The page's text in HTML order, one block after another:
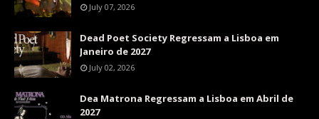
July 07, 2026
Dead Poet Society Regressam a Lisboa em
Janeiro de 2027
July 02, 2026
Dea Matrona Regressam a Lisboa em Abril de
2027